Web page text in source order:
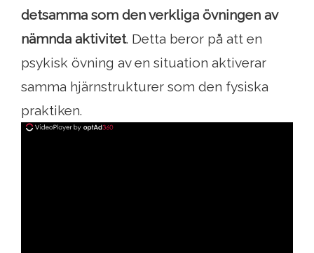
detsamma som den verkliga övningen av
nämnda aktivitet. Detta beror på att en
psykisk övning av en situation aktiverar
samma hjärnstrukturer som den fysiska
praktiken.